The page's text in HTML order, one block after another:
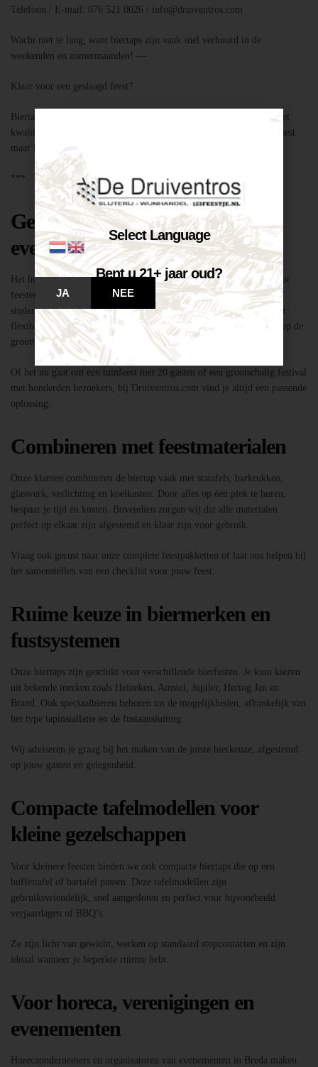
Telefoon / E-mail: 076 521 0026 / info@druiventros.com
Wacht niet te lang, want biertaps zijn vaak snel verhuurd in de
weekenden en zomermaanden! —
Klaar voor een geslaagd feest?
Biertap huren locatie Breda – snel geregeld via Druiventros.com, met
kwaliteit en service van Slijterij Breda “de Druiventros”. Laat het feest
maar komen!
***
Geschikt voor elk type feest of
evenement
Het huren van een biertap in locatie Breda is niet alleen geschikt voor
feesten thuis, maar ook voor bedrijfsevenementen, buurtfeesten,
studentenfeestjes en verenigingsactiviteiten. Dankzij de mobiliteit en
flexibiliteit van onze tapinstallaties kunnen we moeiteloos inspelen op de
grootte en aard van elk evenement.
Of het nu gaat om een tuinfeest met 20 gasten of een grootschalig festival
met honderden bezoekers, bij Druiventros.com vind je altijd een passende
oplossing.
Combineren met feestmaterialen
Onze klanten combineren de biertap vaak met statafels, barkrukken,
glaswerk, verlichting en koelkasten. Door alles op één plek te huren,
bespaar je tijd én kosten. Bovendien zorgen wij dat alle materialen
perfect op elkaar zijn afgestemd en klaar zijn voor gebruik.
Vraag ook gerust naar onze complete feestpakketten of laat ons helpen bij
het samenstellen van een checklist voor jouw feest.
Ruime keuze in biermerken en
fustsystemen
Onze biertaps zijn geschikt voor verschillende bierfusten. Je kunt kiezen
uit bekende merken zoals Heineken, Amstel, Jupiler, Hertog Jan en
Brand. Ook speciaalbieren behoren tot de mogelijkheden, afhankelijk van
het type tapinstallatie en de fustaansluiting.
Wij adviseren je graag bij het maken van de juiste bierkeuze, afgestemd
op jouw gasten en gelegenheid.
Compacte tafelmodellen voor
kleine gezelschappen
Voor kleinere feesten bieden we ook compacte biertaps die op een
buffettafel of bartafel passen. Deze tafelmodellen zijn
gebruiksvriendelijk, snel aangesloten en perfect voor bijvoorbeeld
verjaardagen of BBQ’s.
Ze zijn licht van gewicht, werken op standaard stopcontacten en zijn
ideaal wanneer je beperkte ruimte hebt.
Voor horeca, verenigingen en
evenementen
Horecaondernemers en organisatoren van evenementen in Breda maken
Select Language
Bent u 21+ jaar oud?
JA NEE